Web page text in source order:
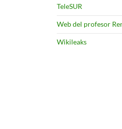
TeleSUR
Web del profesor
Wikileaks